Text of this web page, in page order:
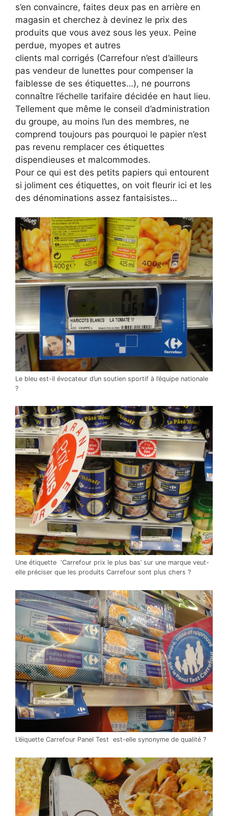
s’en convaincre, faites deux pas en arrière en
magasin et cherchez à devinez le prix des
produits que vous avez sous les yeux. Peine
perdue, myopes et autres
clients mal corrigés (Carrefour n’est d’ailleurs
pas vendeur de lunettes pour compenser la
faiblesse de ses étiquettes…), ne pourrons
connaître l’échelle tarifaire décidée en haut lieu.
Tellement que même le conseil d’administration
du groupe, au moins l’un des membres, ne
comprend toujours pas pourquoi le papier n’est
pas revenu remplacer ces étiquettes
dispendieuses et malcommodes.
Pour ce qui est des petits papiers qui entourent
si joliment ces étiquettes, on voit fleurir ici et les
des dénominations assez fantaisistes…
Le bleu est-il évocateur d’un soutien sportif à l’équipe nationale
?
Une étiquette ‘Carrefour prix le plus bas’ sur une marque veut-
elle préciser que les produits Carrefour sont plus chers ?
L’éiquette Carrefour Panel Test est-elle synonyme de qualité ?